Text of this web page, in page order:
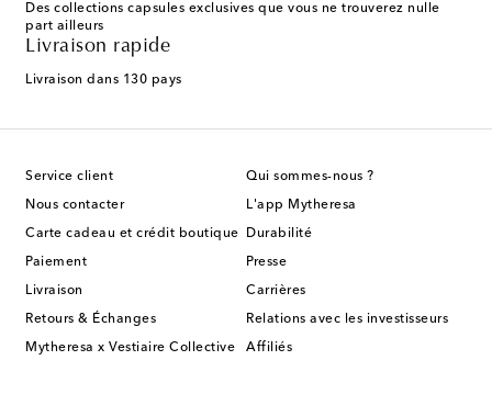
Des collections capsules exclusives que vous ne trouverez nulle
part ailleurs
Livraison rapide
Livraison dans 130 pays
Service client
Nous contacter
Carte cadeau et crédit boutique
Paiement
Livraison
Retours & Échanges
Mytheresa x Vestiaire Collective
Qui sommes-nous ?
L'app Mytheresa
Durabilité
Presse
Carrières
Relations avec les investisseurs
Affiliés